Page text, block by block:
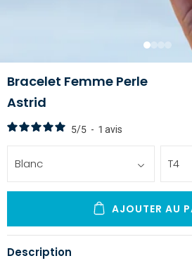
1 234
Bracelet Femme Perle
Astrid
5/5 - 1 avis
Blanc T4
AJOUTER AU
Description